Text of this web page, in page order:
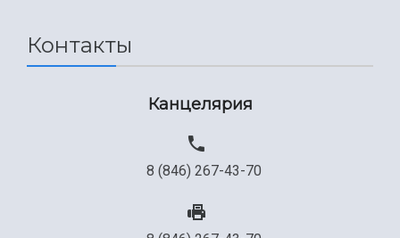
Контакты
Канцелярия
8 (846) 267-43-70